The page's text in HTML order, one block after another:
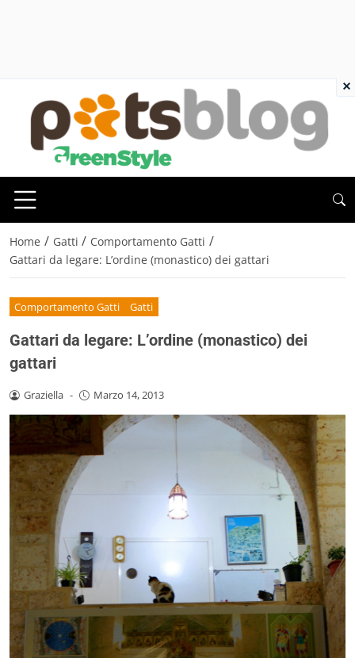
Home / Gatti / Comportamento Gatti /
Gattari da legare: L’ordine (monastico) dei gattari
Comportamento Gatti Gatti
Gattari da legare: L’ordine (monastico) dei
gattari
Graziella - Marzo 14, 2013
×